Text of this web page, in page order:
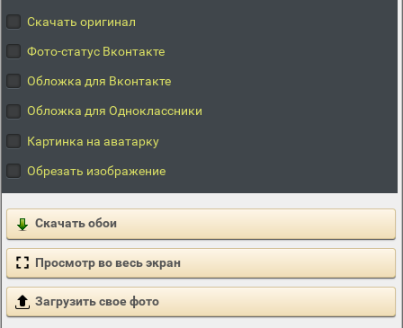
Скачать оригинал
Фото-статус Вконтакте
Обложка для Вконтакте
Обложка для Одноклассники
Картинка на аватарку
Обрезать изображение
Скачать обои
Просмотр во весь экран
Загрузить свое фото